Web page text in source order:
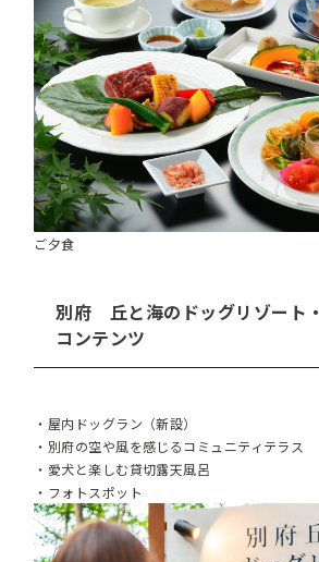
ご夕食
別府 丘と海のドッグリゾート
コンテンツ
・屋内ドッグラン（新設）
・別府の空や風を感じるコミュニティテラス
・愛犬と楽しむ貸切露天風呂
・フォトスポット